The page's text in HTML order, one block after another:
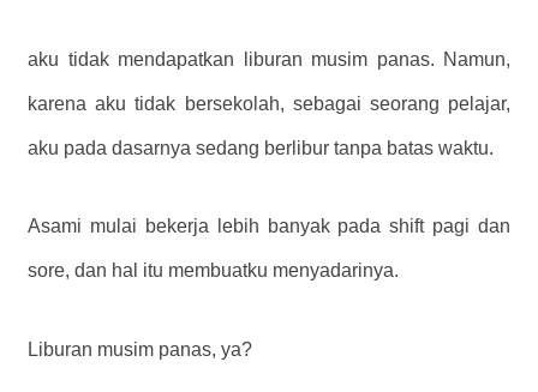
aku tidak mendapatkan liburan musim panas. Namun,
karena aku tidak bersekolah, sebagai seorang pelajar,
aku pada dasarnya sedang berlibur tanpa batas waktu.
Asami mulai bekerja lebih banyak pada shift pagi dan
sore, dan hal itu membuatku menyadarinya.
Liburan musim panas, ya?